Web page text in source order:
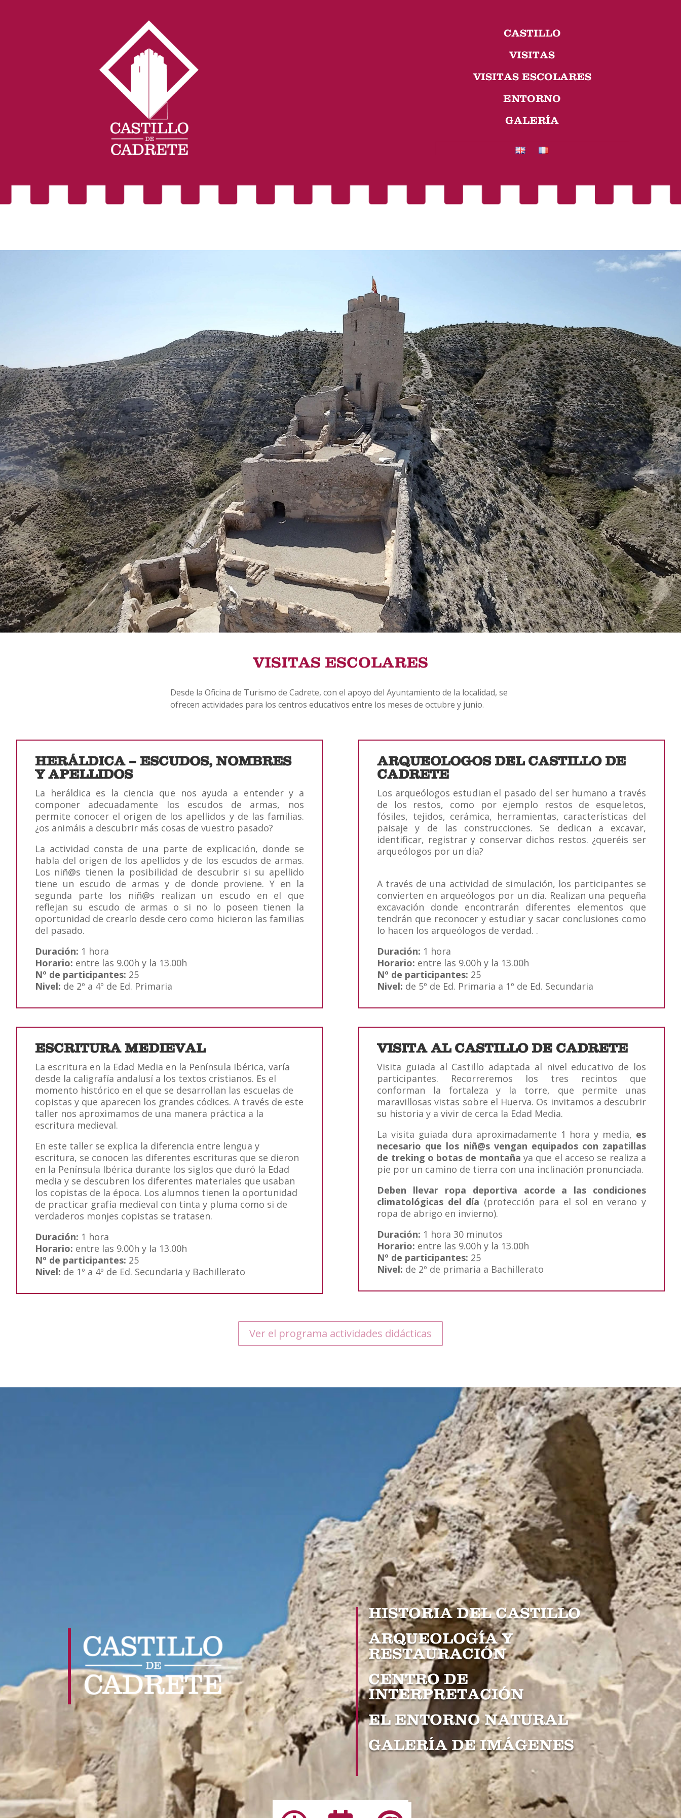
CASTILLO
VISITAS
VISITAS ESCOLARES
ENTORNO
GALERÍA
VISITAS ESCOLARES
Desde la Oficina de Turismo de Cadrete, con el apoyo del Ayuntamiento de la localidad, se
ofrecen actividades para los centros educativos entre los meses de octubre y junio.
HERÁLDICA – ESCUDOS, NOMBRES
Y APELLIDOS
La heráldica es la ciencia que nos ayuda a entender y a
componer adecuadamente los escudos de armas, nos
permite conocer el origen de los apellidos y de las familias.
¿os animáis a descubrir más cosas de vuestro pasado?
La actividad consta de una parte de explicación, donde se
habla del origen de los apellidos y de los escudos de armas.
Los niñ@s tienen la posibilidad de descubrir si su apellido
tiene un escudo de armas y de donde proviene. Y en la
segunda parte los niñ@s realizan un escudo en el que
reflejan su escudo de armas o si no lo poseen tienen la
oportunidad de crearlo desde cero como hicieron las familias
del pasado.
Duración: 1 hora
Horario: entre las 9.00h y la 13.00h
Nº de participantes: 25
Nivel: de 2º a 4º de Ed. Primaria
ESCRITURA MEDIEVAL
La escritura en la Edad Media en la Península Ibérica, varía
desde la caligrafía andalusí a los textos cristianos. Es el
momento histórico en el que se desarrollan las escuelas de
copistas y que aparecen los grandes códices. A través de este
taller nos aproximamos de una manera práctica a la
escritura medieval.
En este taller se explica la diferencia entre lengua y
escritura, se conocen las diferentes escrituras que se dieron
en la Península Ibérica durante los siglos que duró la Edad
media y se descubren los diferentes materiales que usaban
los copistas de la época. Los alumnos tienen la oportunidad
de practicar grafía medieval con tinta y pluma como si de
verdaderos monjes copistas se tratasen.
Duración: 1 hora
Horario: entre las 9.00h y la 13.00h
Nº de participantes: 25
Nivel: de 1º a 4º de Ed. Secundaria y Bachillerato
ARQUEOLOGOS DEL CASTILLO DE
CADRETE
Los arqueólogos estudian el pasado del ser humano a través
de los restos, como por ejemplo restos de esqueletos,
fósiles, tejidos, cerámica, herramientas, características del
paisaje y de las construcciones. Se dedican a excavar,
identificar, registrar y conservar dichos restos. ¿queréis ser
arqueólogos por un día?
A través de una actividad de simulación, los participantes se
convierten en arqueólogos por un día. Realizan una pequeña
excavación donde encontrarán diferentes elementos que
tendrán que reconocer y estudiar y sacar conclusiones como
lo hacen los arqueólogos de verdad. .
Duración: 1 hora
Horario: entre las 9.00h y la 13.00h
Nº de participantes: 25
Nivel: de 5º de Ed. Primaria a 1º de Ed. Secundaria
VISITA AL CASTILLO DE CADRETE
Visita guiada al Castillo adaptada al nivel educativo de los
participantes. Recorreremos los tres recintos que
conforman la fortaleza y la torre, que permite unas
maravillosas vistas sobre el Huerva. Os invitamos a descubrir
su historia y a vivir de cerca la Edad Media.
La visita guiada dura aproximadamente 1 hora y media, es
necesario que los niñ@s vengan equipados con zapatillas
de treking o botas de montaña ya que el acceso se realiza a
pie por un camino de tierra con una inclinación pronunciada.
Deben llevar ropa deportiva acorde a las condiciones
climatológicas del día (protección para el sol en verano y
ropa de abrigo en invierno).
Duración: 1 hora 30 minutos
Horario: entre las 9.00h y la 13.00h
Nº de participantes: 25
Nivel: de 2º de primaria a Bachillerato
Ver el programa actividades didácticas
HISTORIA DEL CASTILLO
ARQUEOLOGÍA Y
RESTAURACIÓN
CENTRO DE
INTERPRETACIÓN
EL ENTORNO NATURAL
GALERÍA DE IMÁGENES